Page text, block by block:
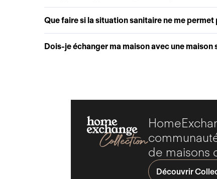
Que faire si la situation sanitaire ne me permet
Dois-je échanger ma maison avec une maison
de maisons
Découvrir